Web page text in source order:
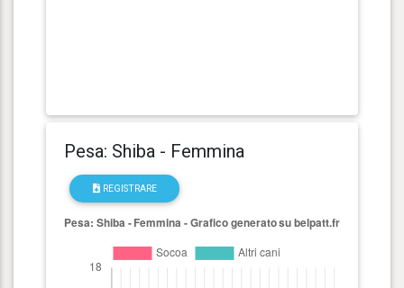
Pesa: Shiba - Femmina
REGISTRARE